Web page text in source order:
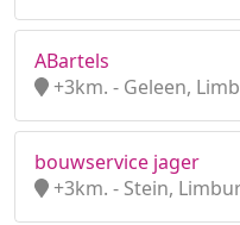
ABartels
+3km. - Geleen,
bouwservice jager
+3km. - Stein,